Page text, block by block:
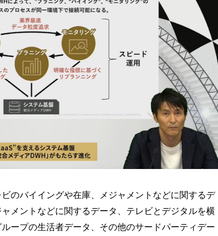
のバイイングや在庫、メジャメントなどに関するデ
メントなどに関するデータ、テレビとデジタルを横
ープの生活者データ、その他のサードパーティデー